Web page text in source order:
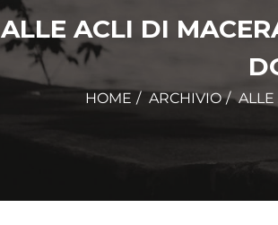
ALLE ACLI DI
HOME ARCHIVIO ALLE